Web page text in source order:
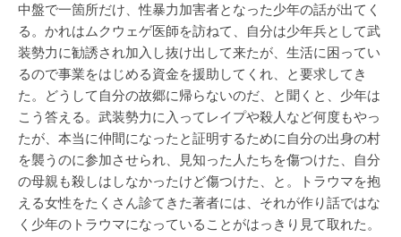
中盤で一箇所だけ、性暴力加害者となった少年の話が出てく
る。かれはムクウェゲ医師を訪ねて、自分は少年兵として武
装勢力に勧誘され加入し抜け出して来たが、生活に困ってい
るので事業をはじめる資金を援助してくれ、と要求してき
た。どうして自分の故郷に帰らないのだ、と聞くと、少年は
こう答える。武装勢力に入ってレイプや殺人など何度もやっ
たが、本当に仲間になったと証明するために自分の出身の村
を襲うのに参加させられ、見知った人たちを傷つけた、自分
の母親も殺しはしなかったけど傷つけた、と。トラウマを抱
える女性をたくさん診てきた著者には、それが作り話ではな
く少年のトラウマになっていることがはっきり見て取れた。